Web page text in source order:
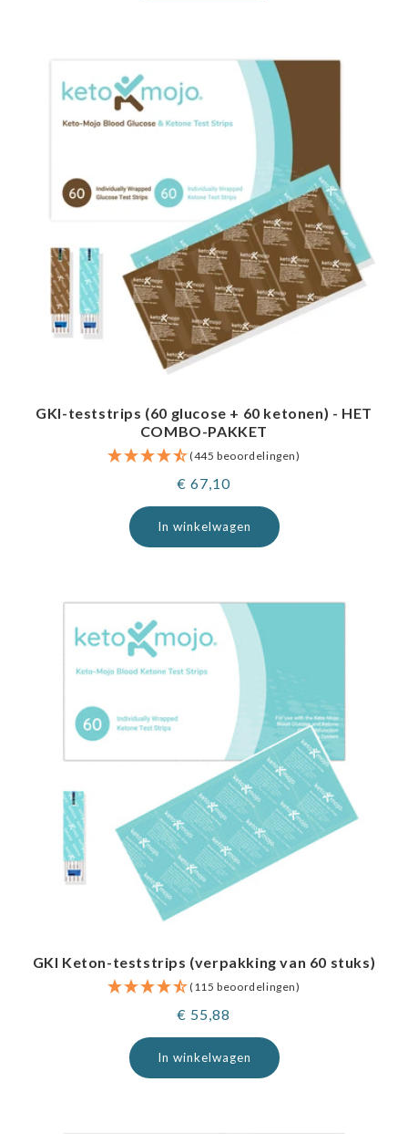
GKI-teststrips (60 glucose + 60 ketonen) - HET
COMBO-PAKKET
(445 beoordelingen)
Normale
prijs
€ 67,10
In winkelwagen
GKI Keton-teststrips (verpakking van 60 stuks)
(115 beoordelingen)
Normale
prijs
€ 55,88
In winkelwagen